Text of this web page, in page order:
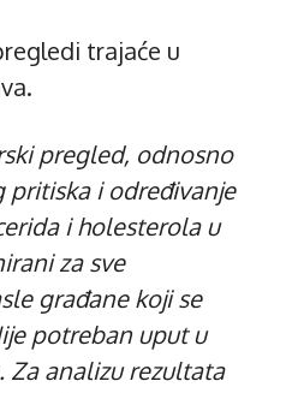
trajaće u
pregled, odnosno
pritiska i određivanje
i holesterola u
za sve
građane koji se
potreban uput u
Za analizu rezultata